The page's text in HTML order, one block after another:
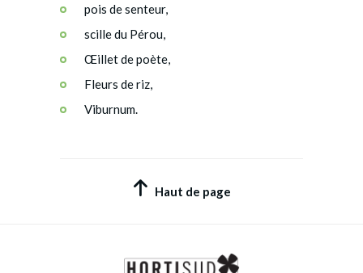
pois de senteur,
scille du Pérou,
Œillet de poète,
Fleurs de riz,
Viburnum.
Haut de page